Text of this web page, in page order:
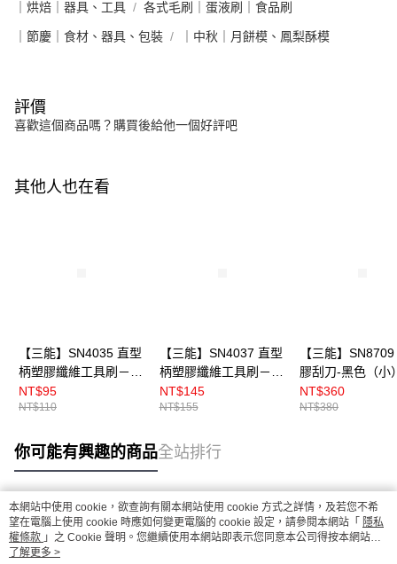
｜烘焙｜器具、工具 各式毛刷｜蛋液刷｜食品刷
｜節慶｜食材、器具、包裝 ｜中秋｜月餅模、鳳梨酥模
評價
喜歡這個商品嗎？購買後給他一個好評吧
其他人也在看
【三能】SN4035 直型
柄塑膠纖維工具刷－黑
色（小）
NT$95
NT$110
【三能】SN4037 直型
柄塑膠纖維工具刷－黑
色（大）
NT$145
NT$155
【三能】
膠刮刀-黑色（小
NT$360
NT$380
你可能有興趣的商品全站排行
熱門標籤
本網站中使用 cookie，欲查詢有關本網站使用 cookie 方式之詳情，及若您不希
望在電腦上使用 cookie 時應如何變更電腦的 cookie 設定，請參閱本網站「 隱私
權條款 」之 Cookie 聲明。您繼續使用本網站即表示您同意本公司得按本網站使
用條款之 Cookie 聲明使用 cookie。
了解更多 >